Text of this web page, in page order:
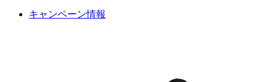
キャンペーン情報